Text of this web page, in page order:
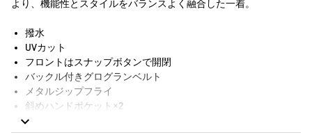
より、機能性とスタイルをバランスよく融合した一着。
撥水
UVカット
フロントはスナップボタンで開閉
バックル付きグログランベルト
メタルジップフライ
斜めハンドポケット×2
フロントにスナップボタン付きマチ付きフラップポケット×2